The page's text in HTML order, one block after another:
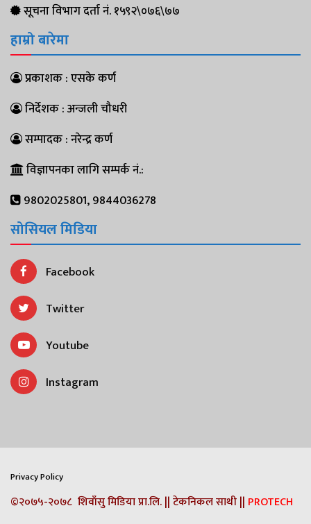
सूचना विभाग दर्ता नं. १५९२\०७६\७७
हाम्रो बारेमा
प्रकाशक : एसके कर्ण
निर्देशक : अन्जली चौधरी
सम्पादक : नरेन्द्र कर्ण
विज्ञापनका लागि सम्पर्क नं.:
9802025801, 9844036278
सोसियल मिडिया
Facebook
Twitter
Youtube
Instagram
Privacy Policy
©२०७५-२०७८ शिवाँसु मिडिया प्रा.लि. || टेकनिकल साथी || PROTECH